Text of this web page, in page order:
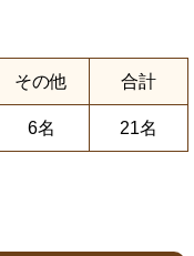
その他 合計
6名 21名